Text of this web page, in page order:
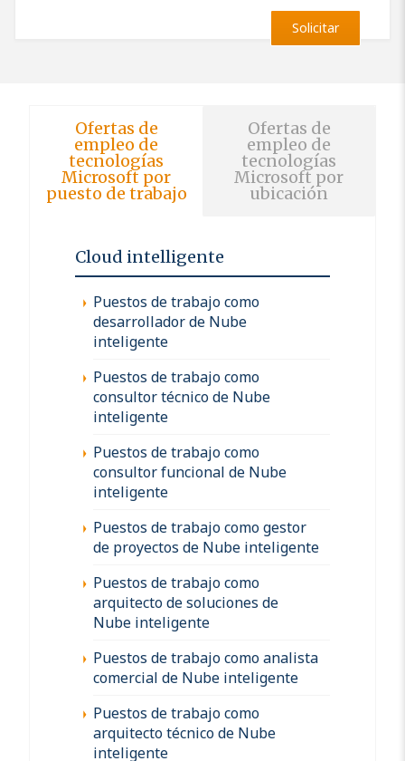
Solicitar
Ofertas de
empleo de
tecnologías
Microsoft por
puesto de trabajo
Ofertas de
empleo de
tecnologías
Microsoft por
ubicación
Cloud intelligente
Puestos de trabajo como
desarrollador de Nube
inteligente
Puestos de trabajo como
consultor técnico de Nube
inteligente
Puestos de trabajo como
consultor funcional de Nube
inteligente
Puestos de trabajo como gestor
de proyectos de Nube inteligente
Puestos de trabajo como
arquitecto de soluciones de
Nube inteligente
Puestos de trabajo como analista
comercial de Nube inteligente
Puestos de trabajo como
arquitecto técnico de Nube
inteligente